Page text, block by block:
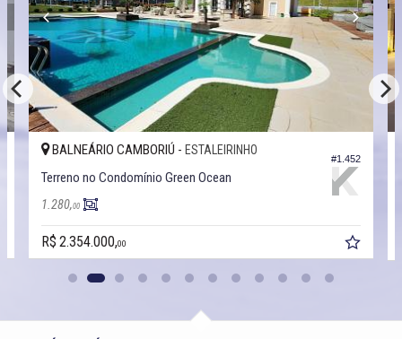
#1.452
BALNEÁRIO CAMBORIÚ - ESTALEIRINHO
Terreno no Condomínio Green Ocean
1.280,00
R$ 2.354.000,00